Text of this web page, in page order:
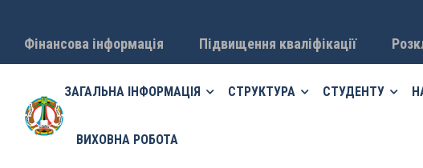
Фінансова інформація Підвищення кваліфікації
ЗАГАЛЬНА ІНФОРМАЦІЯ СТРУКТУРА СТУДЕНТУ
ВИХОВНА РОБОТА